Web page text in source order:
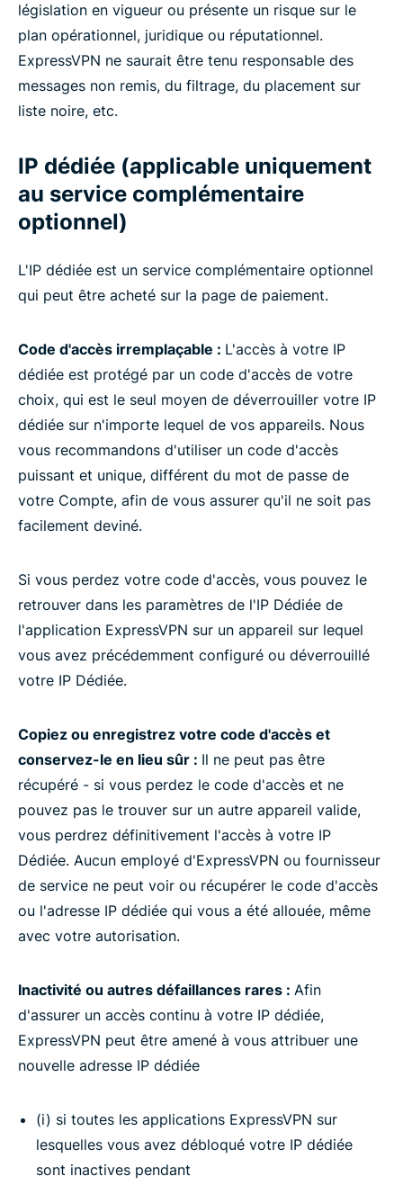
législation en vigueur ou présente un risque sur le
plan opérationnel, juridique ou réputationnel.
ExpressVPN ne saurait être tenu responsable des
messages non remis, du filtrage, du placement sur
liste noire, etc.
IP dédiée (applicable uniquement
au service complémentaire
optionnel)
L'IP dédiée est un service complémentaire optionnel
qui peut être acheté sur la page de paiement.
Code d'accès irremplaçable : L'accès à votre IP
dédiée est protégé par un code d'accès de votre
choix, qui est le seul moyen de déverrouiller votre IP
dédiée sur n'importe lequel de vos appareils. Nous
vous recommandons d'utiliser un code d'accès
puissant et unique, différent du mot de passe de
votre Compte, afin de vous assurer qu'il ne soit pas
facilement deviné.
Si vous perdez votre code d'accès, vous pouvez le
retrouver dans les paramètres de l'IP Dédiée de
l'application ExpressVPN sur un appareil sur lequel
vous avez précédemment configuré ou déverrouillé
votre IP Dédiée.
Copiez ou enregistrez votre code d'accès et
conservez-le en lieu sûr : Il ne peut pas être
récupéré - si vous perdez le code d'accès et ne
pouvez pas le trouver sur un autre appareil valide,
vous perdrez définitivement l'accès à votre IP
Dédiée. Aucun employé d'ExpressVPN ou fournisseur
de service ne peut voir ou récupérer le code d'accès
ou l'adresse IP dédiée qui vous a été allouée, même
avec votre autorisation.
Inactivité ou autres défaillances rares : Afin
d'assurer un accès continu à votre IP dédiée,
ExpressVPN peut être amené à vous attribuer une
nouvelle adresse IP dédiée
(i) si toutes les applications ExpressVPN sur
lesquelles vous avez débloqué votre IP dédiée
sont inactives pendant